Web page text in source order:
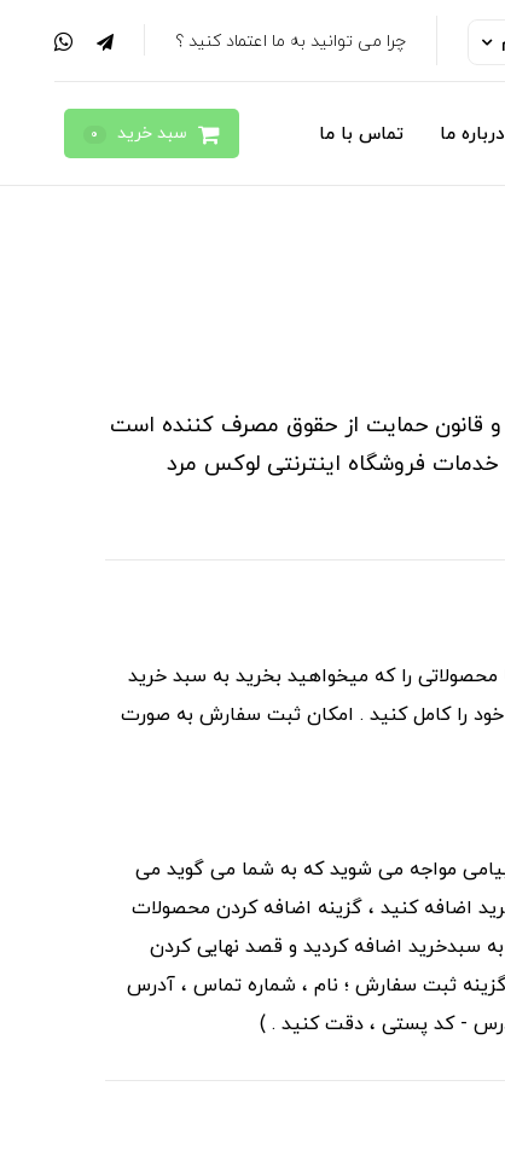
چرا می توانید به ما اعتماد کنید ؟
درباره ما تماس با ما سبد خرید 0
و قانون حمایت از حقوق مصرف کننده است
فروشگاه اینترنتی لوکس مرد
باید محصول یا محصولاتی را که میخواهید بخرید به سبد خرید
را کامل کنید . امکان ثبت سفارش به صورت
مواجه می شوید که به شما می گوید می
اضافه کنید ، گزینه اضافه کردن محصولات
سبدخرید اضافه کردید و قصد نهایی کردن
ثبت سفارش ؛ نام ، شماره تماس ، آدرس
- کد پستی ، دقت کنید . )